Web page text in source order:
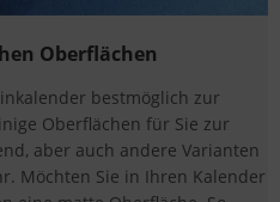
Oberflächen
bestmöglich zur
Oberflächen für Sie zur
aber auch andere Varianten
Möchten Sie in Ihren Kalender